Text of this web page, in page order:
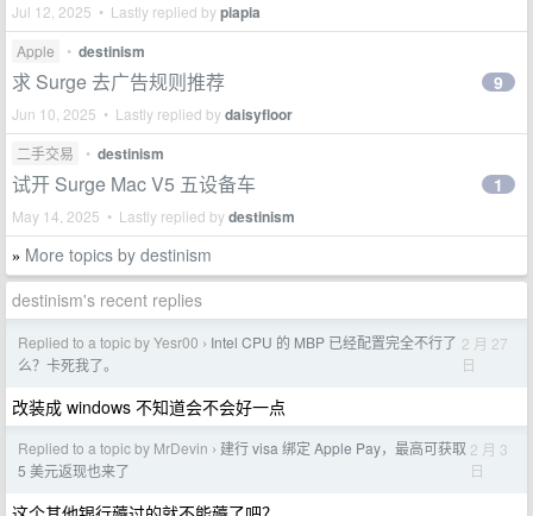
Jul 12, 2025 • Lastly replied bypiapia
Apple • destinism
求 Surge 去广告规则推荐
Jun 10, 2025 • Lastly replied bydaisyfloor
9
二手交易 • destinism
试开 Surge Mac V5 五设备车
May 14, 2025 • Lastly replied bydestinism
1
» More topics by destinism
destinism's recent replies
Replied to a topic by Yesr00 › Intel CPU 的 MBP 已经配置完全不行了
么？卡死我了。
2 月 27
日
改装成 windows 不知道会不会好一点
Replied to a topic by MrDevin › 建行 visa 绑定 Apple Pay，最高可获取
5 美元返现也来了
2 月 3
日